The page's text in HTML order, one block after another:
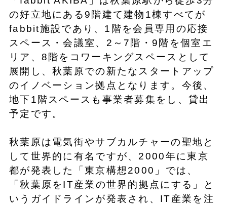
の好立地にある9階建て建物1棟すべてが
fabbit施設であり、1階を会員専用の応接
スペース・会議室、2～7階・9階を個室エ
リア、8階をコワーキングスペースとして
展開し、秋葉原での新たなスタートアップ
のイノベーション拠点となります。今後、
地下1階スペースも事業者募集をし、貸出
予定です。
秋葉原は電気街やサブカルチャーの聖地と
して世界的に有名ですが、2000年に東京
都が発表した「東京構想2000」では、
「秋葉原をIT産業の世界的拠点にする」と
いうガイドラインが発表され、IT産業を注